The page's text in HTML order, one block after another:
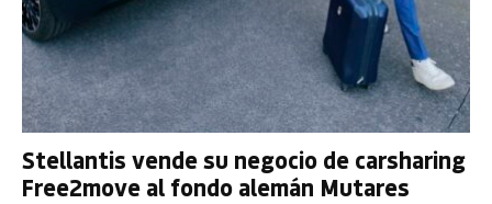
Stellantis vende su negocio de carsharing
Free2move al fondo alemán Mutares